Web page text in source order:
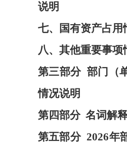
说明
七、
国有资产占用
八、其他重要事项
第三部分 部门（
情况说明
第四部分 名词解
第五部分 2026年